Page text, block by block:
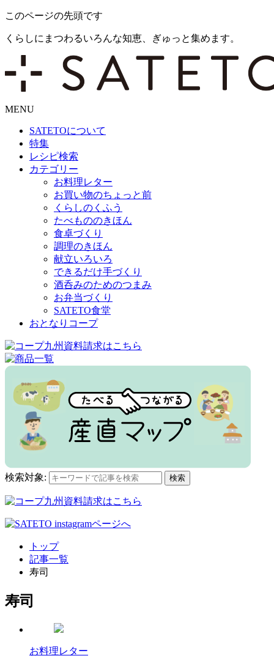
このページの先頭です
くらしにまつわるいろんな知恵、ぎゅっと集めます。
MENU
SATETOについて
特集
レシピ検索
カテゴリー
お料理レター
お買い物のちょっと前
くらしのくふう
たべもののきほん
食卓づくり
調理のきほん
献立いろいろ
できるだけ手づくり
酒呑みのためのつまみ
お弁当づくり
SATETO食堂
おとなりコープ
検索対象: 検索
トップ
記事一覧
寿司
寿司
お料理レター